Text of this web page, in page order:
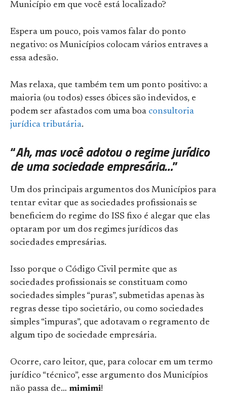
Município em que você está localizado?
Espera um pouco, pois vamos falar do ponto
negativo: os Municípios colocam vários entraves a
essa adesão.
Mas relaxa, que também tem um ponto positivo: a
maioria (ou todos) esses óbices são indevidos, e
podem ser afastados com uma boa consultoria
jurídica tributária.
“Ah, mas você adotou o regime jurídico
de uma sociedade empresária…”
Um dos principais argumentos dos Municípios para
tentar evitar que as sociedades profissionais se
beneficiem do regime do ISS fixo é alegar que elas
optaram por um dos regimes jurídicos das
sociedades empresárias.
Isso porque o Código Civil permite que as
sociedades profissionais se constituam como
sociedades simples “puras”, submetidas apenas às
regras desse tipo societário, ou como sociedades
simples “impuras”, que adotavam o regramento de
algum tipo de sociedade empresária.
Ocorre, caro leitor, que, para colocar em um termo
jurídico “técnico”, esse argumento dos Municípios
não passa de… mimimi!